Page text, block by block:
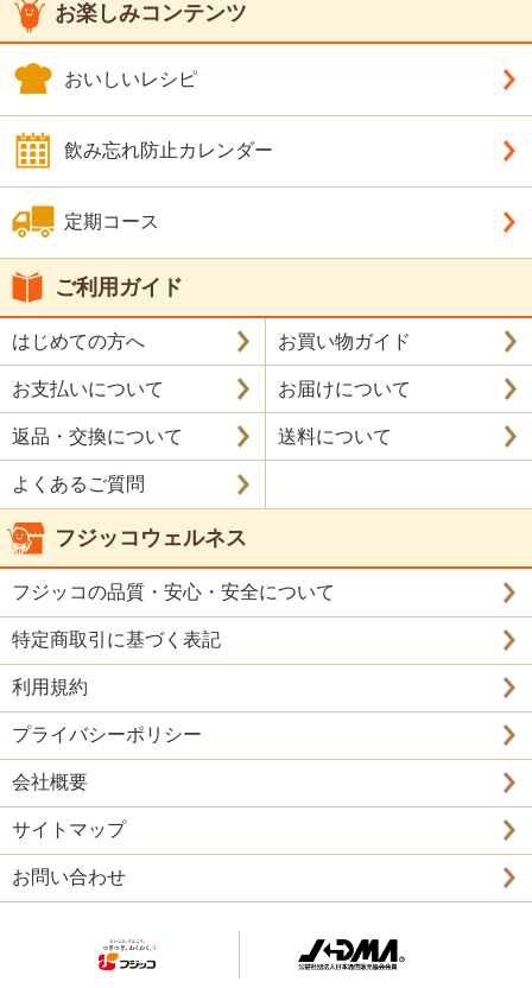
お楽しみコンテンツ
おいしいレシピ
飲み忘れ防止カレンダー
定期コース
ご利用ガイド
はじめての方へ お買い物ガイド
お支払いについて お届けについて
返品・交換について 送料について
よくあるご質問
フジッコウェルネス
フジッコの品質・安心・安全について
特定商取引に基づく表記
利用規約
プライバシーポリシー
会社概要
サイトマップ
お問い合わせ